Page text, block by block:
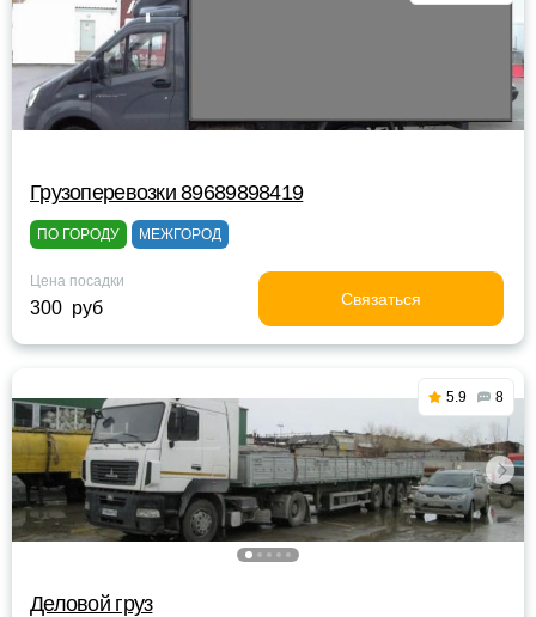
Грузоперевозки 89689898419
ПО ГОРОДУ МЕЖГОРОД
Цена посадки
300 руб Связаться
5.9 8
Деловой груз